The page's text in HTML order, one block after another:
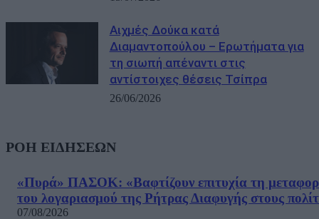
Αιχμές Δούκα κατά
Διαμαντοπούλου – Ερωτήματα για
τη σιωπή απέναντι στις
αντίστοιχες θέσεις Τσίπρα
26/06/2026
ΡΟΗ ΕΙΔΗΣΕΩΝ
«Πυρά» ΠΑΣΟΚ: «Βαφτίζουν επιτυχία τη
του λογαριασμού της Ρήτρας Διαφυγής στους
07/08/2026